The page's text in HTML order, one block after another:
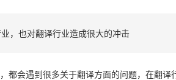
，也对翻译行业造成很大的冲击
都会遇到很多关于翻译方面的问题，在翻